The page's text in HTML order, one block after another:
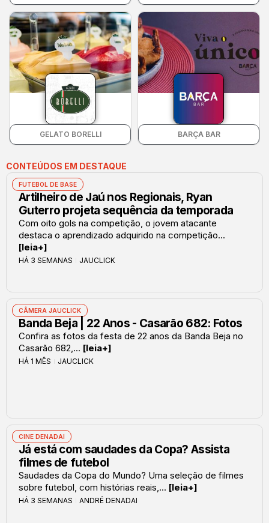
GELATO BORELLI BARÇA BAR
CONTEÚDOS EM DESTAQUE
FUTEBOL DE BASE
Artilheiro de Jaú nos Regionais, Ryan
Guterro projeta sequência da temporada
Com oito gols na competição, o jovem atacante
destaca o aprendizado adquirido na competição...
[leia+]
HÁ 3 SEMANAS JAUCLICK
CÂMERA JAUCLICK
Banda Beja | 22 Anos - Casarão 682: Fotos
Confira as fotos da festa de 22 anos da Banda Beja no
Casarão 682,... [leia+]
HÁ 1 MÊS JAUCLICK
CINE DENADAI
Já está com saudades da Copa? Assista
filmes de futebol
Saudades da Copa do Mundo? Uma seleção de filmes
sobre futebol, com histórias reais,... [leia+]
HÁ 3 SEMANAS ANDRÉ DENADAI